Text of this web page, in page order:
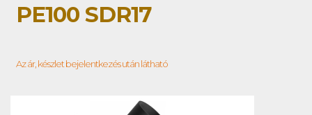
PE100 SDR17
Az ár, készlet bejelentkezés után látható